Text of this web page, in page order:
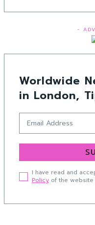
-
Worldwide
in London,
I have read and
Policy of the website